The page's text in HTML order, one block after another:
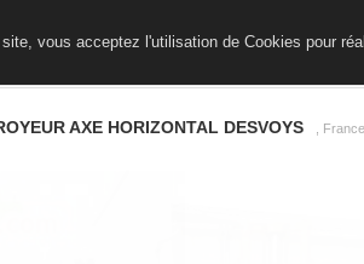
vous acceptez l'utilisation de Cookies pour
AXE HORIZONTAL DESVOYS , France